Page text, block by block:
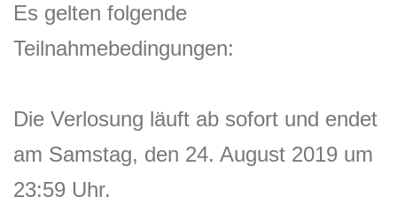
Es gelten folgende
Teilnahmebedingungen:
Die Verlosung läuft ab sofort und endet
am Samstag, den 24. August 2019 um
23:59 Uhr.